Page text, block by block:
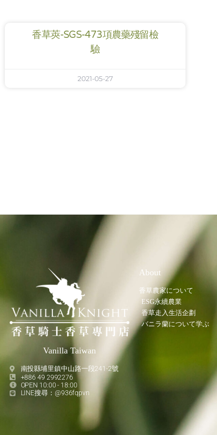
香草莢-SGS-473項農藥殘留檢
驗
2021-05-27
Vanilla Taiwan
南投縣埔里鎮中山路一段241-2號
+886 49 2992276
OPEN 10:00 - 18:00
LINE搜尋：@936fqpvn
About
香草農家について
ESG永續農業
香草走入生活企劃
バニラ蘭について学ぶ